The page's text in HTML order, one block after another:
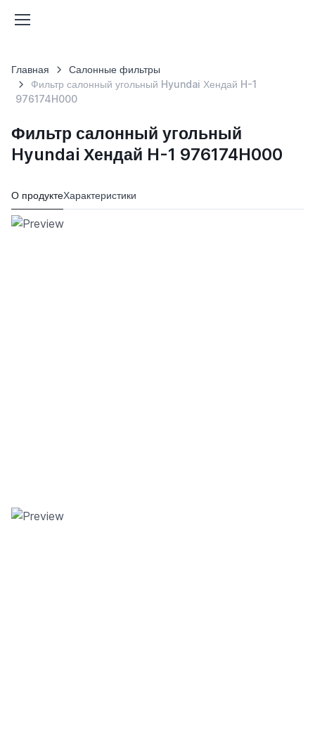
Главная
Салонные фильтры
Фильтр салонный угольный Hyundai Хендай H-1
976174H000
Фильтр салонный угольный
Hyundai Хендай H-1 976174H000
О продуктеХарактеристики